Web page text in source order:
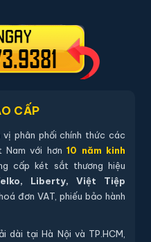
để quý khách hàng có
hợp không có két sắt
kho còn sản phẩm
Két sắt Liberty
dòng Két sắt Liberty
và mức giá trước khi đặt
CẤP
vị phân phối chính thức các
Nam với hơn10 năm kinh
cấp két sắt thương hiệu
Liberty, Việt Tiệp
đơn VAT, phiếu bảo hành
tại Hà Nội và TP.HCM,